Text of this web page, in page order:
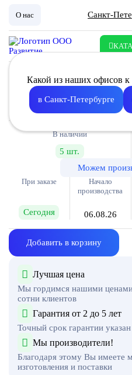
О нас Санкт-
Какой из наших офисов
в Санкт-Петербурге
Корпус
5 340.00
В наличии
5 шт.
Можем
При заказе
Сегодня
Начало
производства
06.08.26
Добавить в корзину
Лучшая цена
Мы гордимся нашими
сотни клиентов
Гарантия от 2 до 5 лет
Точный срок гарантии
Мы производители!
Благодаря этому Вы имеете
изготовления и поставки